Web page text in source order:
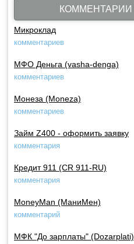
КОММЕНТАРИИ
Микроклад
комментариев
МФО Деньга (vasha-denga)
комментариев
Монеза (Moneza)
комментариев
Займ Z400 - оформить заявку
комментария
Кредит 911 (CR 911-RU)
комментария
MoneyMan (МаниМен)
комментарий
МФК "До зарплаты" (Dozarplati)